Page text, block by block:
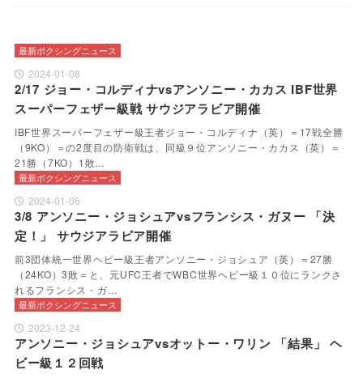
最新ボクシングニュース
2024-01-08
2/17 ジョー・コルディナvsアンソニー・カカス IBF世界
スーパーフェザー級戦 サウジアラビア開催
IBF世界スーパーフェザー級王者ジョー・コルディナ（英）＝17戦全勝
（9KO）＝の2度目の防衛戦は、同級９位アンソニー・カカス（英）＝
21勝（7KO）1敗…
最新ボクシングニュース
2024-01-06
3/8 アンソニー・ジョシュアvsフランシス・ガヌー 「決
定！」 サウジアラビア開催
前3団体統一世界ヘビー級王者アンソニー・ジョシュア（英）＝27勝
（24KO）3敗＝と、元UFC王者でWBC世界ヘビー級１０位にランクさ
れるフランシス・ガ…
最新ボクシングニュース
2023-12-24
アンソニー・ジョシュアvsオットー・ワリン 「結果」 ヘ
ビー級１２回戦